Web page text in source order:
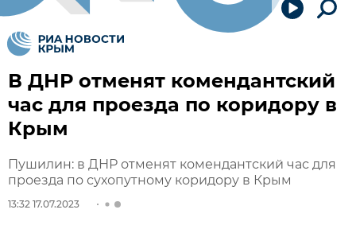
В ДНР отменят комендантский
час для проезда по коридору в
Крым
Пушилин: в ДНР отменят комендантский час для
проезда по сухопутному коридору в Крым
13:32 17.07.2023